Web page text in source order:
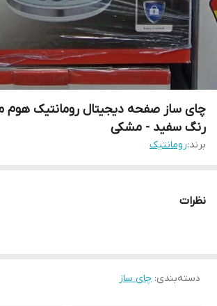
رنگ سفید - مشکی
برند:رومانتیک
نظرات
دسته‌بندی: چای ساز